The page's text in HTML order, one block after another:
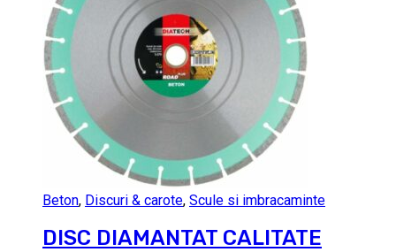
Beton, Discuri & carote, Scule si imbracaminte
DISC DIAMANTAT CALITATE